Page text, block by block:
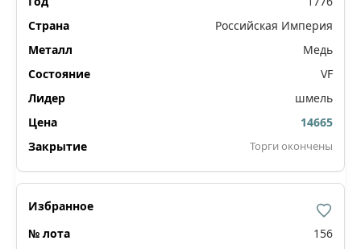
Российская Империя
Медь
VF
шмель
14665
Торги окончены
156